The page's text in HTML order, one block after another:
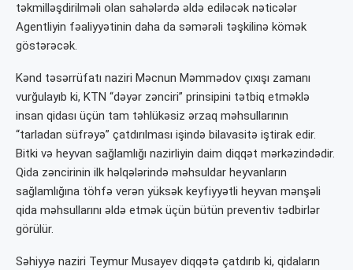
təkmilləşdirilməli olan sahələrdə əldə ediləcək nəticələr
Agentliyin fəaliyyətinin daha da səmərəli təşkilinə kömək
göstərəcək.
Kənd təsərrüfatı naziri Məcnun Məmmədov çıxışı zamanı
vurğulayıb ki, KTN “dəyər zənciri” prinsipini tətbiq etməklə
insan qidası üçün tam təhlükəsiz ərzaq məhsullarının
“tarladan süfrəyə” çatdırılması işində bilavasitə iştirak edir.
Bitki və heyvan sağlamlığı nazirliyin daim diqqət mərkəzindədir.
Qida zəncirinin ilk həlqələrində məhsuldar heyvanların
sağlamlığına töhfə verən yüksək keyfiyyətli heyvan mənşəli
qida məhsullarını əldə etmək üçün bütün preventiv tədbirlər
görülür.
Səhiyyə naziri Teymur Musayev diqqətə çatdırıb ki, qidaların